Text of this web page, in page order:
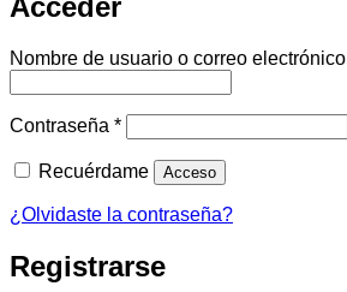
Acceder
Nombre de usuario o correo electrónico
Contraseña *Obligatorio
Recuérdame Acceso
¿Olvidaste la contraseña?
Registrarse